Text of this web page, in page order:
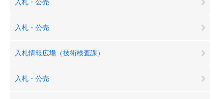
入札・公売
入札・公売
入札情報広場（技術検査課）
入札・公売